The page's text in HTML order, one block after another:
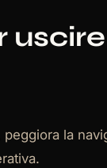
la